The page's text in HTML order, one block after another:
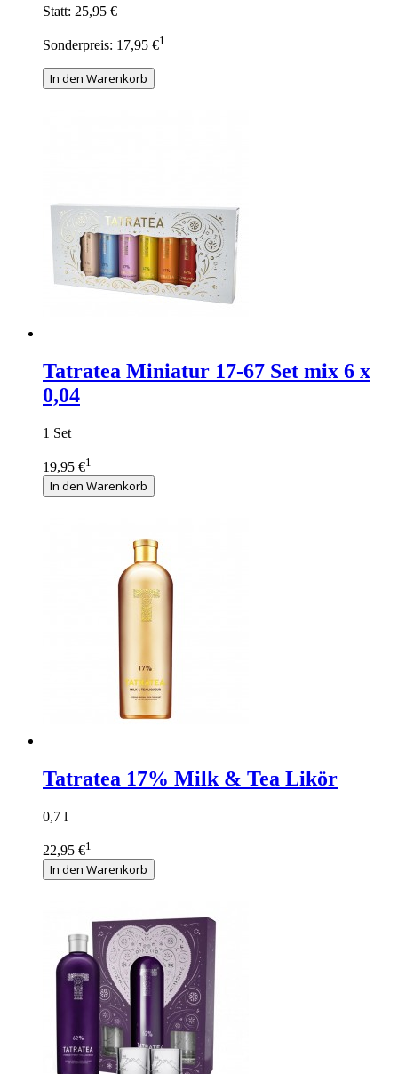
Statt: 25,95 €
Sonderpreis: 17,95 €1
In den Warenkorb
Tatratea Miniatur 17-67 Set mix 6 x
0,04
1 Set
19,95 €1
In den Warenkorb
Tatratea 17% Milk & Tea Likör
0,7 l
22,95 €1
In den Warenkorb